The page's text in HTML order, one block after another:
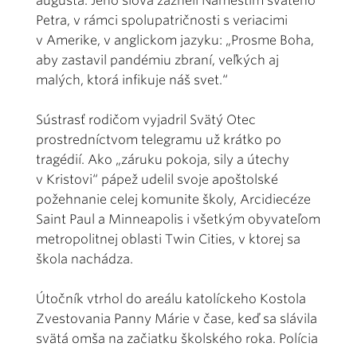
Petra, v rámci spolupatričnosti s veriacimi
v Amerike, v anglickom jazyku: „Prosme Boha,
aby zastavil pandémiu zbraní, veľkých aj
malých, ktorá infikuje náš svet.“
Sústrasť rodičom vyjadril Svätý Otec
prostredníctvom telegramu už krátko po
tragédií. Ako „záruku pokoja, sily a útechy
v Kristovi“ pápež udelil svoje apoštolské
požehnanie celej komunite školy, Arcidiecéze
Saint Paul a Minneapolis i všetkým obyvateľom
metropolitnej oblasti Twin Cities, v ktorej sa
škola nachádza.
Útočník vtrhol do areálu katolíckeho Kostola
Zvestovania Panny Márie v čase, keď sa slávila
svätá omša na začiatku školského roka. Polícia